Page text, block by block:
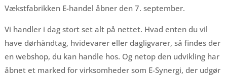
Vækstfabrikken E-handel åbner den 7. september.
Vi handler i dag stort set alt på nettet. Hvad enten du vil
have dørhåndtag, hvidevarer eller dagligvarer, så findes der
en webshop, du kan handle hos. Og netop den udvikling har
åbnet et marked for virksomheder som E-Synergi, der udgør